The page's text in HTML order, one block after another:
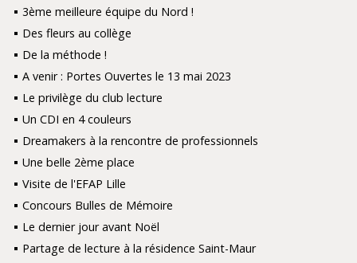
3ème meilleure équipe du Nord !
Des fleurs au collège
De la méthode !
A venir : Portes Ouvertes le 13 mai 2023
Le privilège du club lecture
Un CDI en 4 couleurs
Dreamakers à la rencontre de professionnels
Une belle 2ème place
Visite de l'EFAP Lille
Concours Bulles de Mémoire
Le dernier jour avant Noël
Partage de lecture à la résidence Saint-Maur